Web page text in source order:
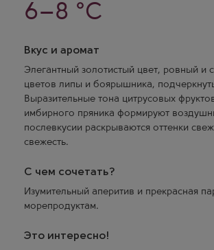
6–8 °C
Вкус и аромат
Элегантный золотистый цвет, ровный и
цветов липы и боярышника,
Выразительные тона цитрусовых
имбирного пряника формируют
послевкусии раскрываются оттенки
свежесть.
С чем сочетать?
Изумительный аперитив и прекрасная
морепродуктам.
Это интересно!